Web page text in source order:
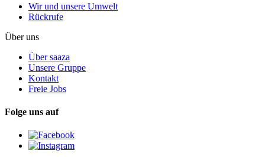
Wir und unsere Umwelt
Rückrufe
Über uns
Über saaza
Unsere Gruppe
Kontakt
Freie Jobs
Folge uns auf